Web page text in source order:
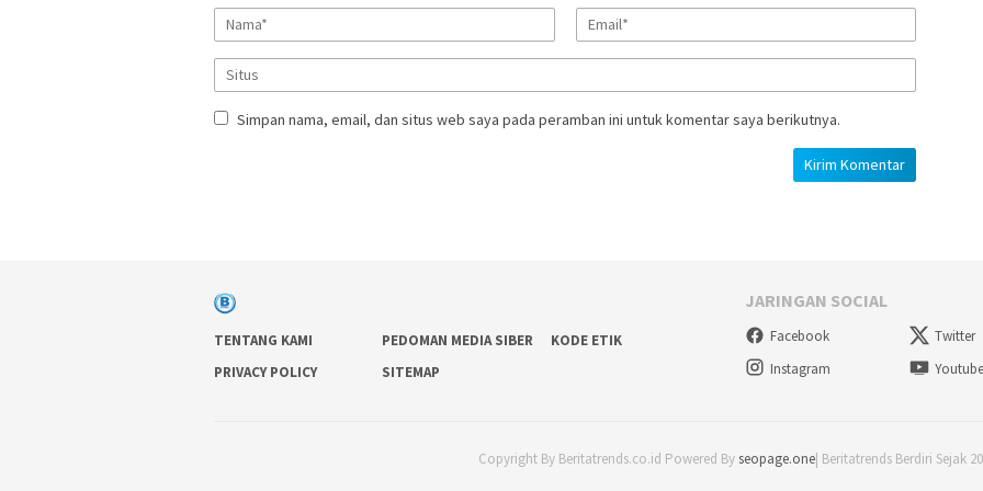
Simpan nama, email, dan situs web saya pada peramban ini untuk komentar saya berikutnya.
TENTANG KAMI PEDOMAN MEDIA SIBER
KODE ETIK
PRIVACY POLICY
SITEMAP
JARINGAN SOCIAL
Facebook Twitter
Instagram
Youtube
Copyright By Beritatrends.co.id Powered Byseopage.one| Beritatrends Berdiri Sejak